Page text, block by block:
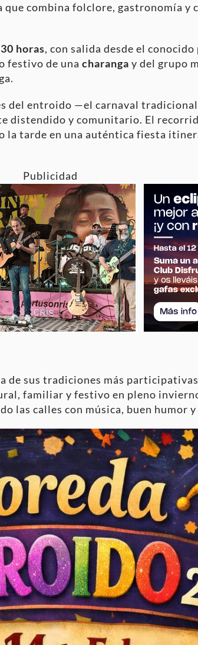
que combina folclore, gastronomía y
horas, con salida desde el
festivo de una charanga y del grupo
del entroido —el carnaval
distendido y comunitario. El
la tarde en una auténtica fiesta
Publicidad
de sus tradiciones más
familiar y festivo en pleno
las calles con música, buen humor